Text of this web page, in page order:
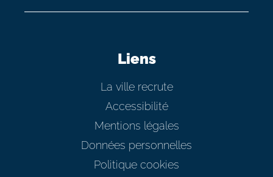
Liens
La ville recrute
Accessibilité
Mentions légales
Données personnelles
Politique cookies